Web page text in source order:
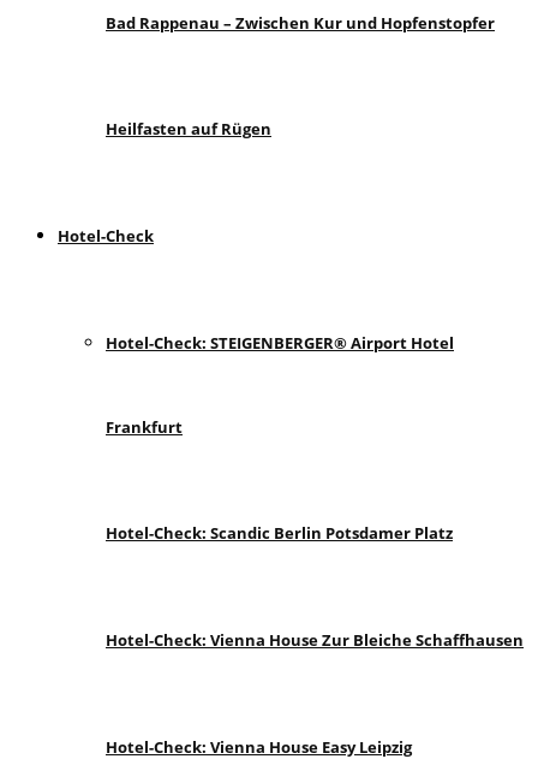
Bad Rappenau – Zwischen Kur und Hopfenstopfer
Heilfasten auf Rügen
Hotel-Check
Hotel-Check: STEIGENBERGER® Airport Hotel
Frankfurt
Hotel-Check: Scandic Berlin Potsdamer Platz
Hotel-Check: Vienna House Zur Bleiche Schaffhausen
Hotel-Check: Vienna House Easy Leipzig